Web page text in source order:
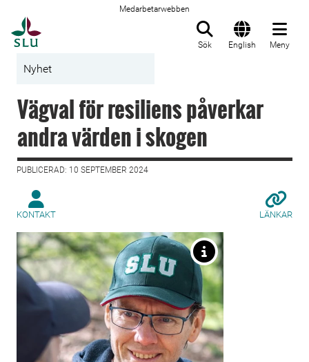
Medarbetarwebben
Sök English Meny
Nyhet
Vägval för resiliens påverkar
andra värden i skogen
PUBLICERAD: 10 SEPTEMBER 2024
KONTAKT LÄNKAR